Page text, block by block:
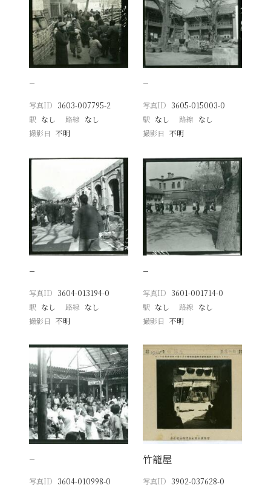
−
写真ID 3603-007795-2
駅 なし 路線 なし
撮影日
不明
−
写真ID 3605-015003-0
駅 なし 路線 なし
撮影日 不明
−
写真ID 3604-013194-0
駅 なし 路線 なし
撮影日
不明
−
写真ID 3601-001714-0
駅 なし 路線 なし
撮影日 不明
−
写真ID 3604-010998-0
竹籠屋
写真ID 3902-037628-0